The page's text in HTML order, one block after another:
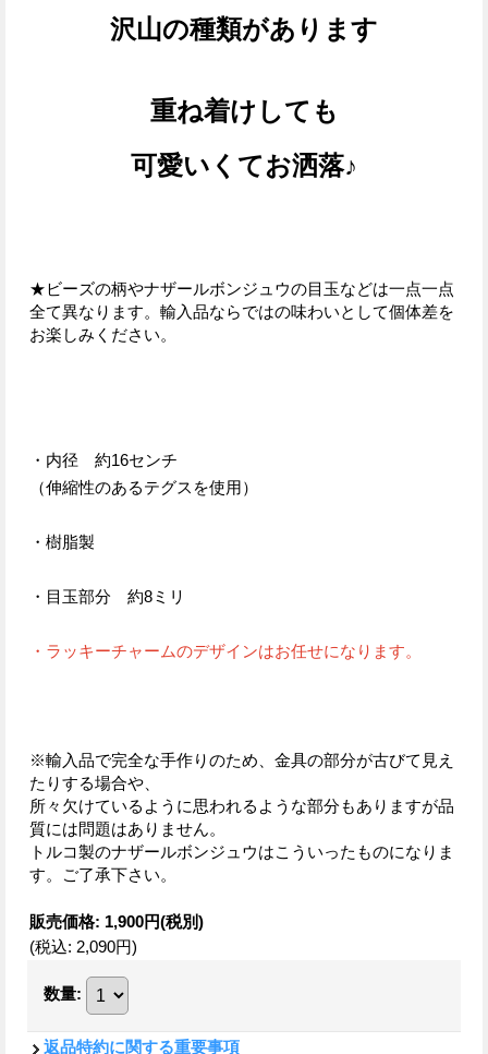
沢山の種類があります
重ね着けしても
可愛いくてお洒落♪
★ビーズの柄やナザールボンジュウの目玉などは一点一点
全て異なります。輸入品ならではの味わいとして個体差を
お楽しみください。
・内径 約16センチ
（伸縮性のあるテグスを使用）
・樹脂製
・目玉部分 約8ミリ
・ラッキーチャームのデザインはお任せになります。
※輸入品で完全な手作りのため、金具の部分が古びて見え
たりする場合や、
所々欠けているように思われるような部分もありますが品
質には問題はありません。
トルコ製のナザールボンジュウはこういったものになりま
す。ご了承下さい。
販売価格: 1,900円(税別)
(税込: 2,090円)
数量:
返品特約に関する重要事項